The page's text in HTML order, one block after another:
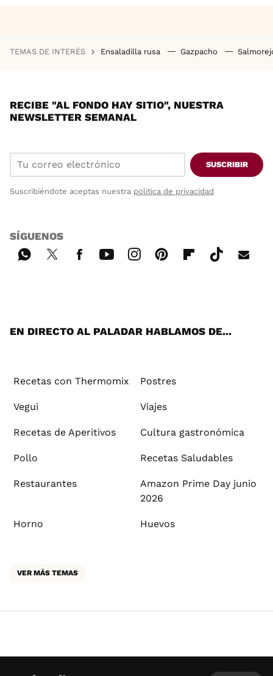
TEMAS DE INTERÉS Ensaladilla rusa Gazpacho
RECIBE "AL FONDO HAY SITIO", NUESTRA
NEWSLETTER SEMANAL
SUSCRIBIR
Suscribiéndote aceptas nuestra política de privacidad
SÍGUENOS
EN DIRECTO AL PALADAR HABLAMOS DE...
Recetas con Thermomix Postres
Vegui Viajes
Recetas de Aperitivos Cultura gastronómica
Pollo Recetas Saludables
Restaurantes
Amazon Prime Day junio
2026
Horno Huevos
VER MÁS TEMAS